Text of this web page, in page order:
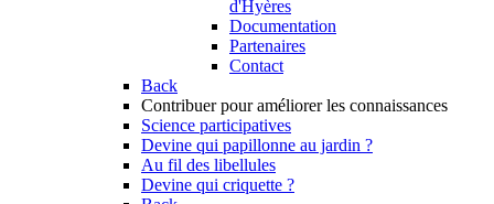
d'Hyères
Documentation
Partenaires
Contact
Back
Contribuer pour améliorer les connaissances
Science participatives
Devine qui papillonne au jardin ?
Au fil des libellules
Devine qui criquette ?